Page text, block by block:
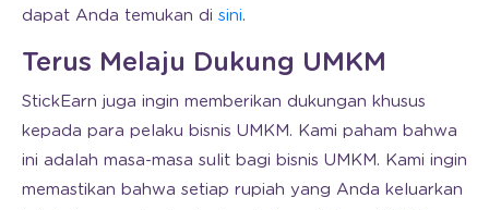
dapat Anda temukan di sini.
Terus Melaju Dukung UMKM
StickEarn juga ingin memberikan dukungan khusus
kepada para pelaku bisnis UMKM. Kami paham bahwa
ini adalah masa-masa sulit bagi bisnis UMKM. Kami ingin
memastikan bahwa setiap rupiah yang Anda keluarkan